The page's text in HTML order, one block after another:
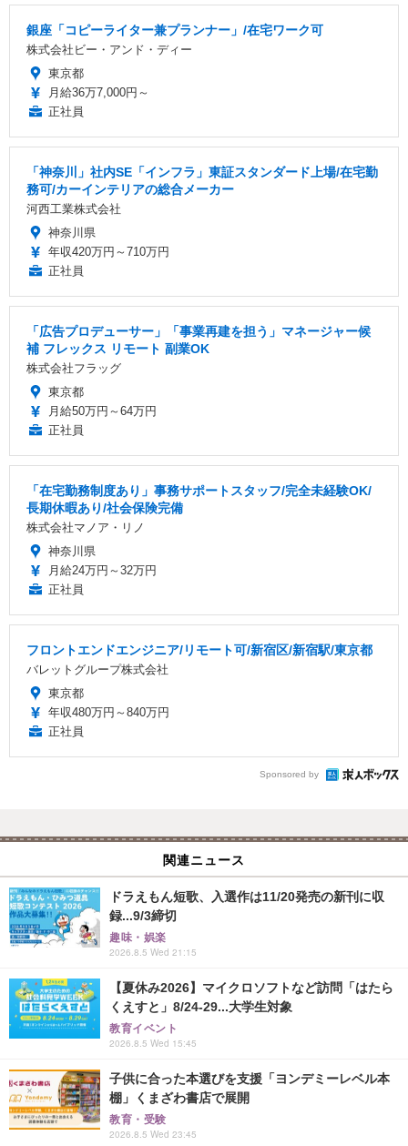
銀座「コピーライター兼プランナー」/在宅ワーク可
株式会社ビー・アンド・ディー
東京都
月給36万7,000円～
正社員
「神奈川」社内SE「インフラ」東証スタンダード上場/在宅勤
務可/カーインテリアの総合メーカー
河西工業株式会社
神奈川県
年収420万円～710万円
正社員
「広告プロデューサー」「事業再建を担う」マネージャー候
補 フレックス リモート 副業OK
株式会社フラッグ
東京都
月給50万円～64万円
正社員
「在宅勤務制度あり」事務サポートスタッフ/完全未経験OK/
長期休暇あり/社会保険完備
株式会社マノア・リノ
神奈川県
月給24万円～32万円
正社員
フロントエンドエンジニア/リモート可/新宿区/新宿駅/東京都
バレットグループ株式会社
東京都
年収480万円～840万円
正社員
Sponsored by
関連ニュース
ドラえもん短歌、入選作は11/20発売の新刊に収
録...9/3締切
趣味・娯楽
2026.8.5 Wed 21:15
【夏休み2026】マイクロソフトなど訪問「はたら
くえすと」8/24-29...大学生対象
教育イベント
2026.8.5 Wed 15:45
子供に合った本選びを支援「ヨンデミーレベル本
棚」くまざわ書店で展開
教育・受験
2026.8.5 Wed 23:45